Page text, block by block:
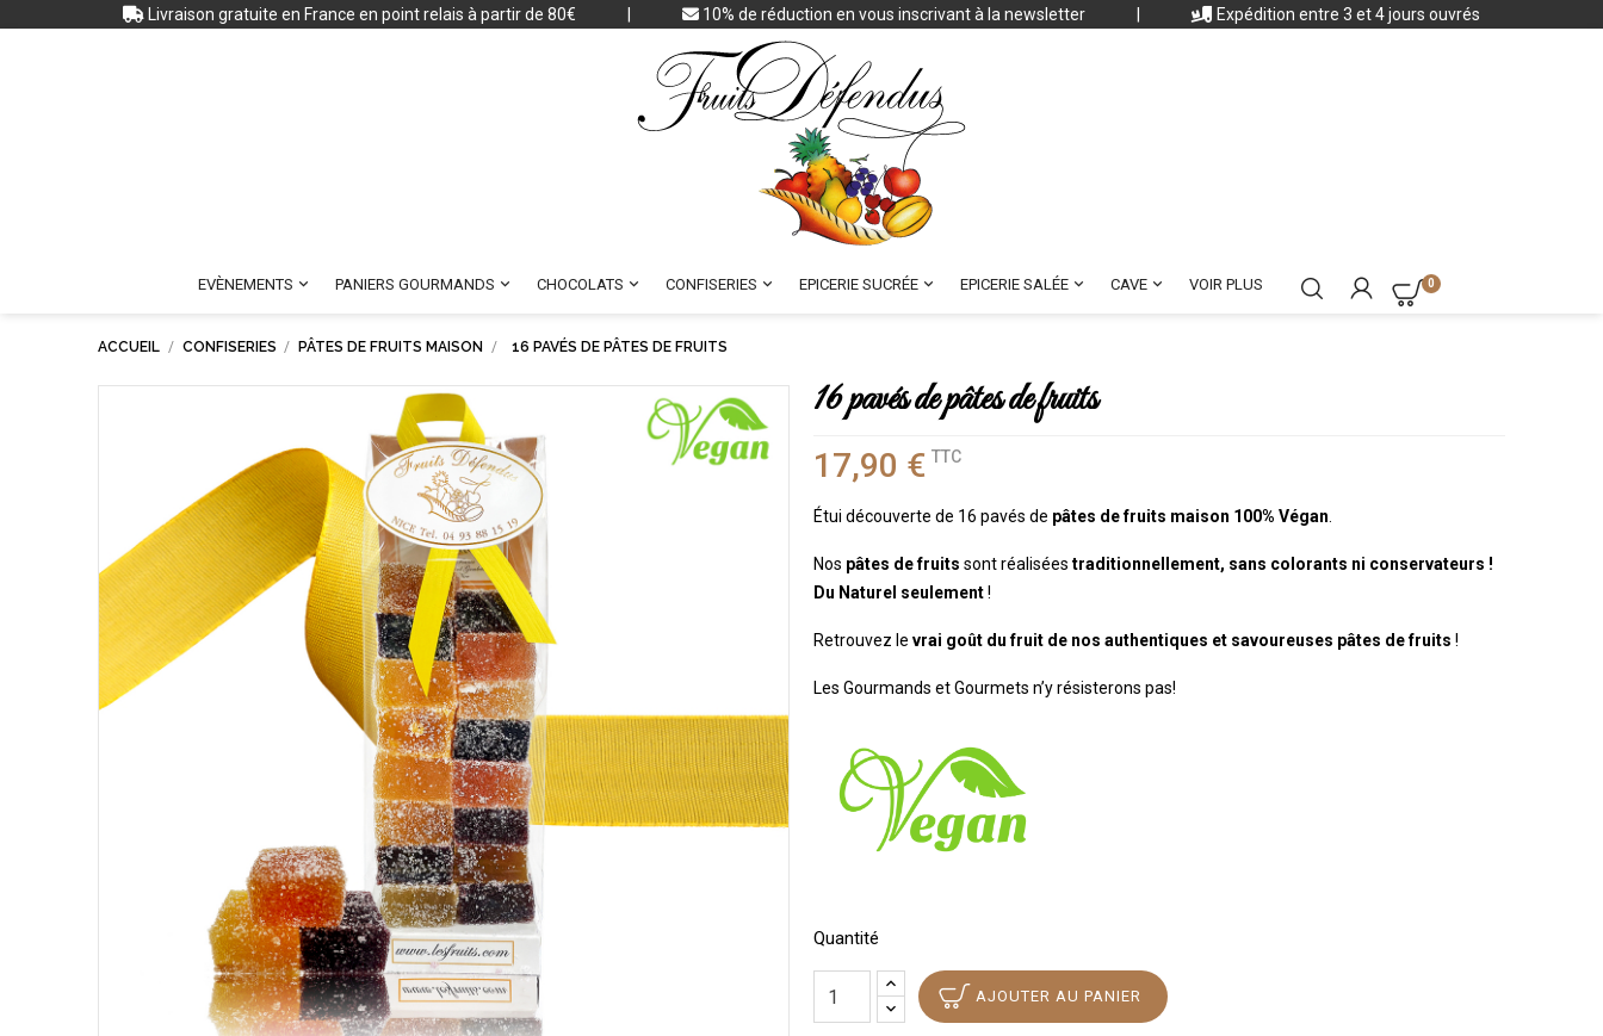
Livraison gratuite en France en point relais à partir de 80€ 10% de réduction en vous inscrivant à la newsletter Expédition entre 3 et 4 jours ouvrés

EVÈNEMENTS 
PANIERS GOURMANDS 
CHOCOLATS 
CONFISERIES 
EPICERIE SUCRÉE 
EPICERIE SALÉE 
CAVE VOIR PLUS 0
ACCUEIL CONFISERIES PÂTES DE FRUITS MAISON 16 PAVÉS DE PÂTES DE FRUITS
16 pavés de pâtes de fruits
17,90 € TTC
Étui découverte de 16 pavés de pâtes de fruits maison 100% Végan
Nos pâtes de fruits sont réalisées traditionnellement, sans colorants ni conservateurs !
Du Naturel seulement!
Retrouvez le vrai goût du fruit de nos authentiques et savoureuses pâtes de fruits !
Les Gourmands et Gourmets n’y résisterons pas!
Quantité
AJOUTER AU PANIER